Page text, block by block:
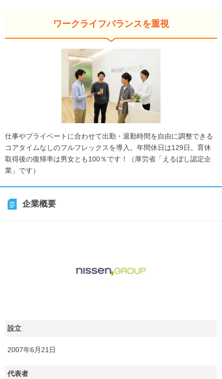
ワークライフバランスを重視
仕事やプライベートに合わせて出勤・退勤時間を自由に調整できる
コアタイムなしのフルフレックスを導入。年間休日は129日。育休
取得後の復帰率は男女とも100％です！（厚労省「えるぼし認定企
業」です）
企業概要
設立
2007年6月21日
代表者